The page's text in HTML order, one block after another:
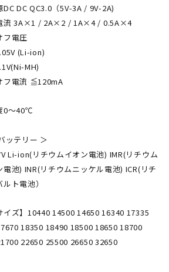
DC DC QC3.0（5V-3A / 9V-2A)
流 3A×1 / 2A×2 / 1A×4 / 0.5A×4
フ電圧
(Li-ion)
MH)
フ電流 ≦120mA
0～40℃
ッテリー ＞
Li-ion(リチウムイオン電池) IMR(リチウム
電池) INR(リチウムニッケル電池) ICR(リチ
ト電池）
イズ】10440 14500 14650 16340 17335
18350 18490 18500 18650 18700
22650 25500 26650 32650